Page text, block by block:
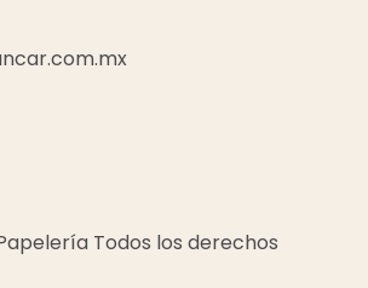
Todos los derechos